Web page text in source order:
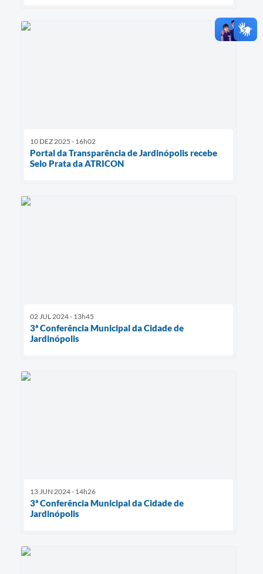
10 DEZ 2025 - 16h02
Portal da Transparência de Jardinópolis recebe
Selo Prata da ATRICON
02 JUL 2024 - 13h45
3ª Conferência Municipal da Cidade de
Jardinópolis
13 JUN 2024 - 14h26
3ª Conferência Municipal da Cidade de
Jardinópolis